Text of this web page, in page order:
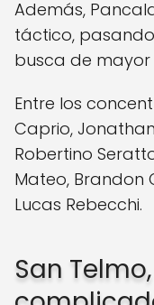
Además,
táctico,
busca de
Entre los
Caprio,
Robertino
Mateo, Brandon
Lucas Rebecchi.
San